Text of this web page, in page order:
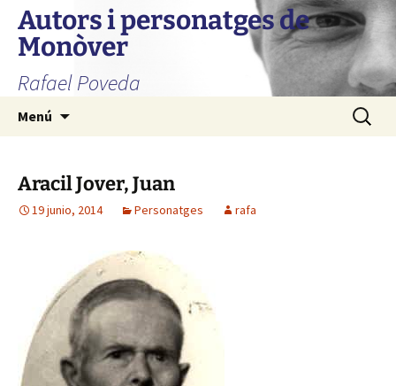
Autors i personatges de
Monòver
Rafael Poveda
Menú Buscar:
Aracil Jover, Juan
19 junio, 2014 Personatges rafa